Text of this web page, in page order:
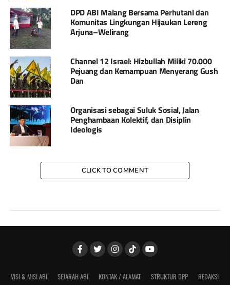
DPD ABI Malang Bersama Perhutani dan
Komunitas Lingkungan Hijaukan Lereng
Arjuna–Welirang
Channel 12 Israel: Hizbullah Miliki 70.000
Pejuang dan Kemampuan Menyerang Gush
Dan
Organisasi sebagai Suluk Sosial, Jalan
Penghambaan Kolektif, dan Disiplin
Ideologis
CLICK TO COMMENT
VISI & MISI ABI SEJARAH ABI KONTAK / ALAMAT STRUKTUR DPP REDAKSI